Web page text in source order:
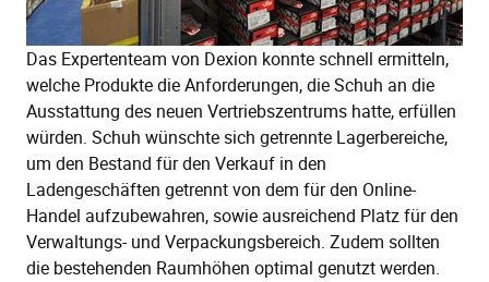
Das Expertenteam von Dexion konnte schnell ermitteln,
welche Produkte die Anforderungen, die Schuh an die
Ausstattung des neuen Vertriebszentrums hatte, erfüllen
würden. Schuh wünschte sich getrennte Lagerbereiche,
um den Bestand für den Verkauf in den
Ladengeschäften getrennt von dem für den Online-
Handel aufzubewahren, sowie ausreichend Platz für den
Verwaltungs- und Verpackungsbereich. Zudem sollten
die bestehenden Raumhöhen optimal genutzt werden.